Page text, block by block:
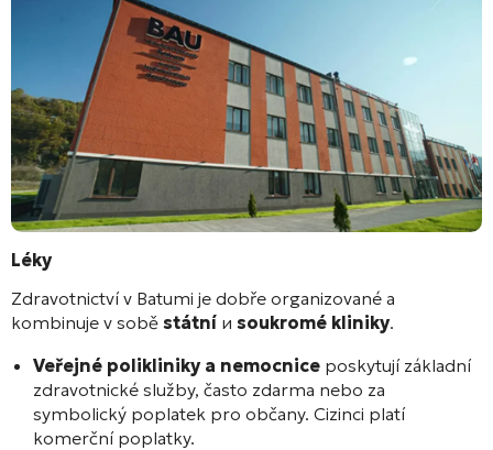
Léky
Zdravotnictví v Batumi je dobře organizované a
kombinuje v sobě státní и soukromé kliniky.
Veřejné polikliniky a nemocnice poskytují základní
zdravotnické služby, často zdarma nebo za
symbolický poplatek pro občany. Cizinci platí
komerční poplatky.